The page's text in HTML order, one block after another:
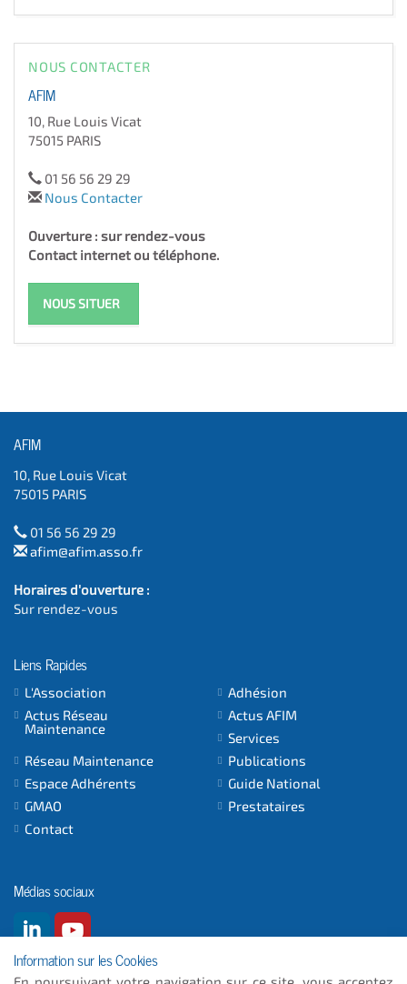
NOUS CONTACTER
AFIM
10, Rue Louis Vicat
75015 PARIS
01 56 56 29 29
Nous Contacter
Ouverture : sur rendez-vous
Contact internet ou téléphone.
NOUS SITUER
AFIM
10, Rue Louis Vicat
75015 PARIS
01 56 56 29 29
afim@afim.asso.fr
Horaires d'ouverture :
Sur rendez-vous
Liens Rapides
L'Association
Adhésion
Actus Réseau
Maintenance
Actus AFIM
Services
Réseau Maintenance
Publications
Espace Adhérents
Guide National
GMAO
Prestataires
Contact
Médias sociaux
Information sur les Cookies